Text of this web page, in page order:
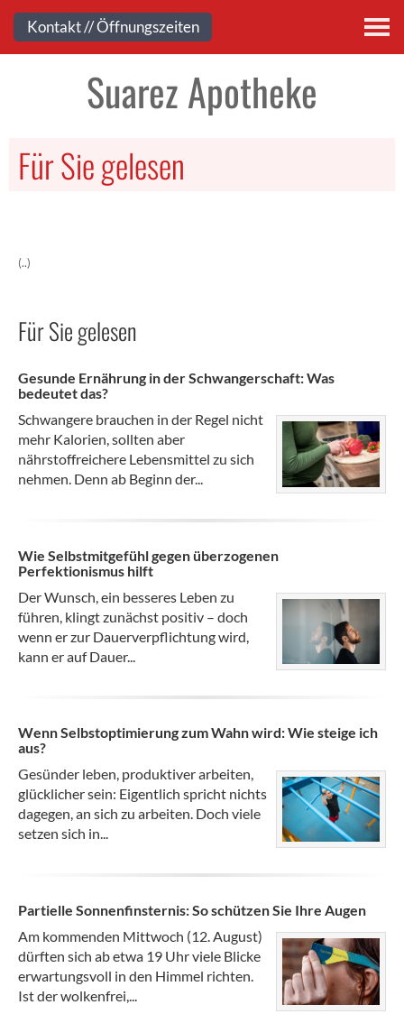
Kontakt
Suarez Apotheke
Für Sie gelesen
(..)
Für Sie gelesen
Gesunde Ernährung in der Schwangerschaft: Was
bedeutet das?
Schwangere brauchen in der Regel nicht
mehr Kalorien, sollten aber
nährstoffreichere Lebensmittel zu sich
nehmen. Denn ab Beginn der...
Wie Selbstmitgefühl gegen überzogenen
Perfektionismus hilft
Der Wunsch, ein besseres Leben zu
führen, klingt zunächst positiv – doch
wenn er zur Dauerverpflichtung wird,
kann er auf Dauer...
Wenn Selbstoptimierung zum Wahn wird: Wie steige ich
aus?
Gesünder leben, produktiver arbeiten,
glücklicher sein: Eigentlich spricht nichts
dagegen, an sich zu arbeiten. Doch viele
setzen sich in...
Partielle Sonnenfinsternis: So schützen Sie Ihre Augen
Am kommenden Mittwoch (12. August)
dürften sich ab etwa 19 Uhr viele Blicke
erwartungsvoll in den Himmel richten.
Ist der wolkenfrei,...
Kontakt // Öffnungszeiten